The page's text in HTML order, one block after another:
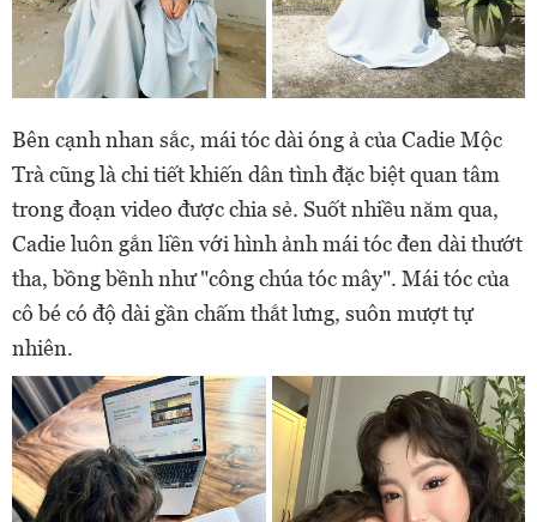
Bên cạnh nhan sắc, mái tóc dài óng ả của Cadie Mộc
Trà cũng là chi tiết khiến dân tình đặc biệt quan tâm
trong đoạn video được chia sẻ. Suốt nhiều năm qua,
Cadie luôn gắn liền với hình ảnh mái tóc đen dài thướt
tha, bồng bềnh như "công chúa tóc mây". Mái tóc của
cô bé có độ dài gần chấm thắt lưng, suôn mượt tự
nhiên.